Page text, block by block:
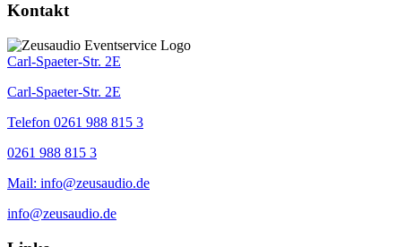
Kontakt
Carl-Spaeter-Str. 2E
Carl-Spaeter-Str. 2E
Telefon 0261 988 815 3
0261 988 815 3
Mail: info@zeusaudio.de
info@zeusaudio.de